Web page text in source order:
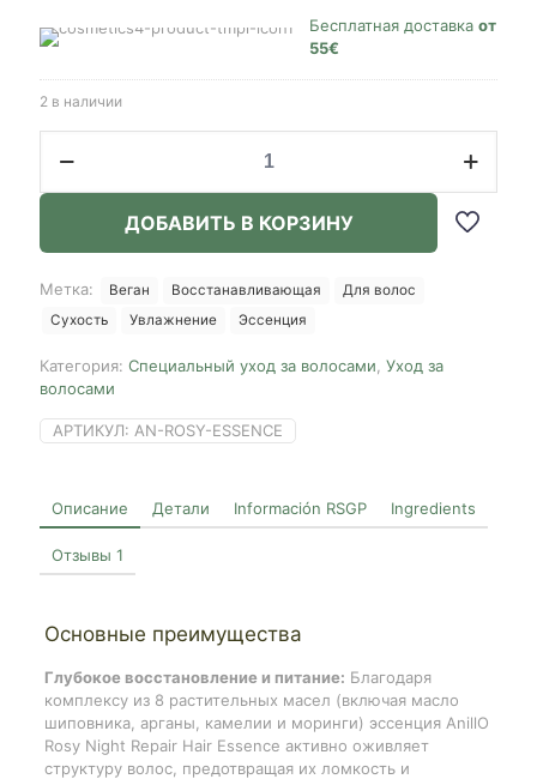
Описание Детали Información RSGP Ingredients
Отзывы 1
Основные преимущества
Глубокое восстановление и питание: Благодаря
комплексу из 8 растительных масел (включая масло
шиповника, арганы, камелии и моринги) эссенция AnillO
Rosy Night Repair Hair Essence активно оживляет
структуру волос, предотвращая их ломкость и
Бесплатная доставка от
55€
2 в наличии
товара
Repair
Essence,
50ml
ДОБАВИТЬ В КОРЗИНУ
Метка: Веган Восстанавливающая
Для волос
Сухость
Увлажнение Эссенция
Категория: Специальный уход за волосами Уход за
волосами
АРТИКУЛ: AN-ROSY-ESSENCE